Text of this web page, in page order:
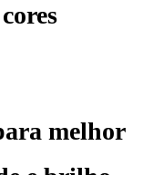
melhor